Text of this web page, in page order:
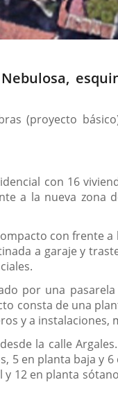
(proyecto
con 16
a la nueva zona
con frente a
a garaje y
por una
consta de una
y a instalaciones,
la calle
en planta baja y
12 en planta